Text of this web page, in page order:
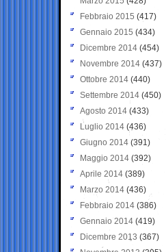
Febbraio 2015 (417)
Gennaio 2015 (434)
Dicembre 2014 (454)
Novembre 2014 (437)
Ottobre 2014 (440)
Settembre 2014 (450)
Agosto 2014 (433)
Luglio 2014 (436)
Giugno 2014 (391)
Maggio 2014 (392)
Aprile 2014 (389)
Marzo 2014 (436)
Febbraio 2014 (386)
Gennaio 2014 (419)
Dicembre 2013 (367)